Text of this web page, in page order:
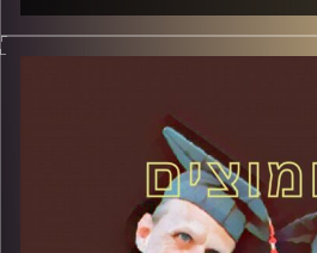
הפסיכולוג, עם פרופסור בועז בן-